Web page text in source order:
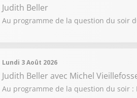
Judith Beller
Au programme de la question du soir
Lundi 3 Août 2026
Judith Beller avec Michel
Au programme de la question du soir